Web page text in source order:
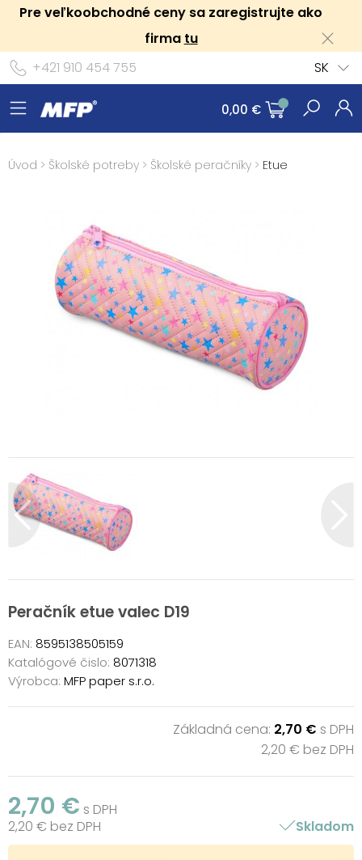
Pre veľkoobchodné ceny sa zaregistrujte ako
firma tu
+421 910 454 755
SK
0,00 €
Úvod > Školské potreby > Školské peračníky > Etue
Peračník etue valec D19
EAN: 8595138505159
Katalógové čislo: 8071318
Výrobca: MFP paper s.r.o.
Základná cena: 2,70 € s DPH
2,20 € bez DPH
2,70 € s DPH
2,20 € bez DPH
Skladom